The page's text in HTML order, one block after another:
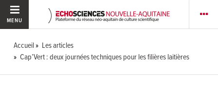
MENU
Accueil
Les articles
Cap’Vert : deux journées techniques pour les filières laitières